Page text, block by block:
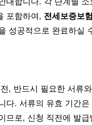
포함하여, 전세보증보
성공적으로 완료하실
, 반드시 필요한 서류
다. 서류의 유효 기간
므로, 신청 직전에 발급